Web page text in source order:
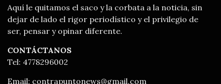
Aquí le quitamos el saco y la corbata a la noticia, sin
dejar de lado el rigor periodístico y el privilegio de
ser, pensar y opinar diferente.
CONTÁCTANOS
Tel: 4778296002
Email: contrapuntonews@gmail.com